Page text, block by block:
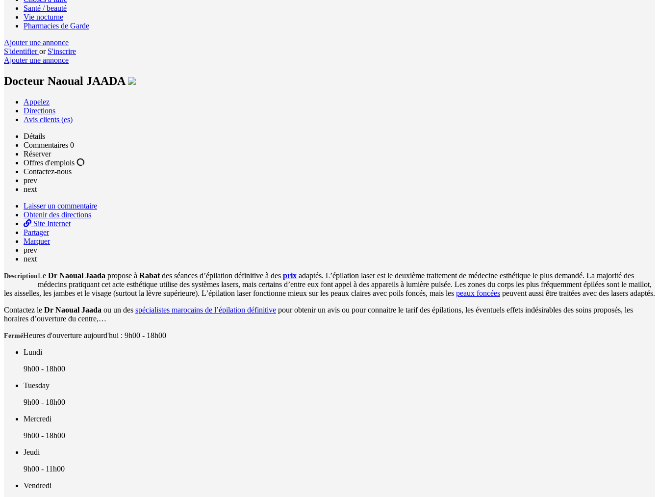
Santé / beauté
Vie nocturne
Pharmacies de Garde
Ajouter une annonce
S'identifieror S'inscrire
Ajouter une annonce
Docteur Naoual JAADA
Appelez
Directions
Avis clients (es)
Détails
Commentaires 0
Réserver
Offres d'emplois
Contactez-nous
prev
next
Laisser un commentaire
Obtenir des directions
Site Internet
Partager
Marquer
prev
next
DescriptionLe Dr Naoual Jaada propose à Rabat des séances d’épilation définitive à des prix adaptés. L’épilation laser est le deuxième traitement de médecine esthétique le plus demandé. La majorité des
médecins pratiquant cet acte esthétique utilise des systèmes lasers, mais certains d’entre eux font appel à des appareils à lumière pulsée. Les zones du corps les plus fréquemment épilées sont le maillot,
les aisselles, les jambes et le visage (surtout la lèvre supérieure). L’épilation laser fonctionne mieux sur les peaux claires avec poils foncés, mais les peaux foncées peuvent aussi être traitées avec des lasers adaptés.
Contactez le Dr Naoual Jaada ou un des spécialistes marocains de l’épilation définitive pour obtenir un avis ou pour connaitre le tarif des épilations, les éventuels effets indésirables des soins proposés, les
horaires d’ouverture du centre,…
FerméHeures d'ouverture aujourd'hui : 9h00 - 18h00
Lundi
9h00 - 18h00
Tuesday
9h00 - 18h00
Mercredi
9h00 - 18h00
Jeudi
9h00 - 11h00
Vendredi